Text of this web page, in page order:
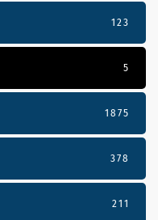
123
5
1875
378
211